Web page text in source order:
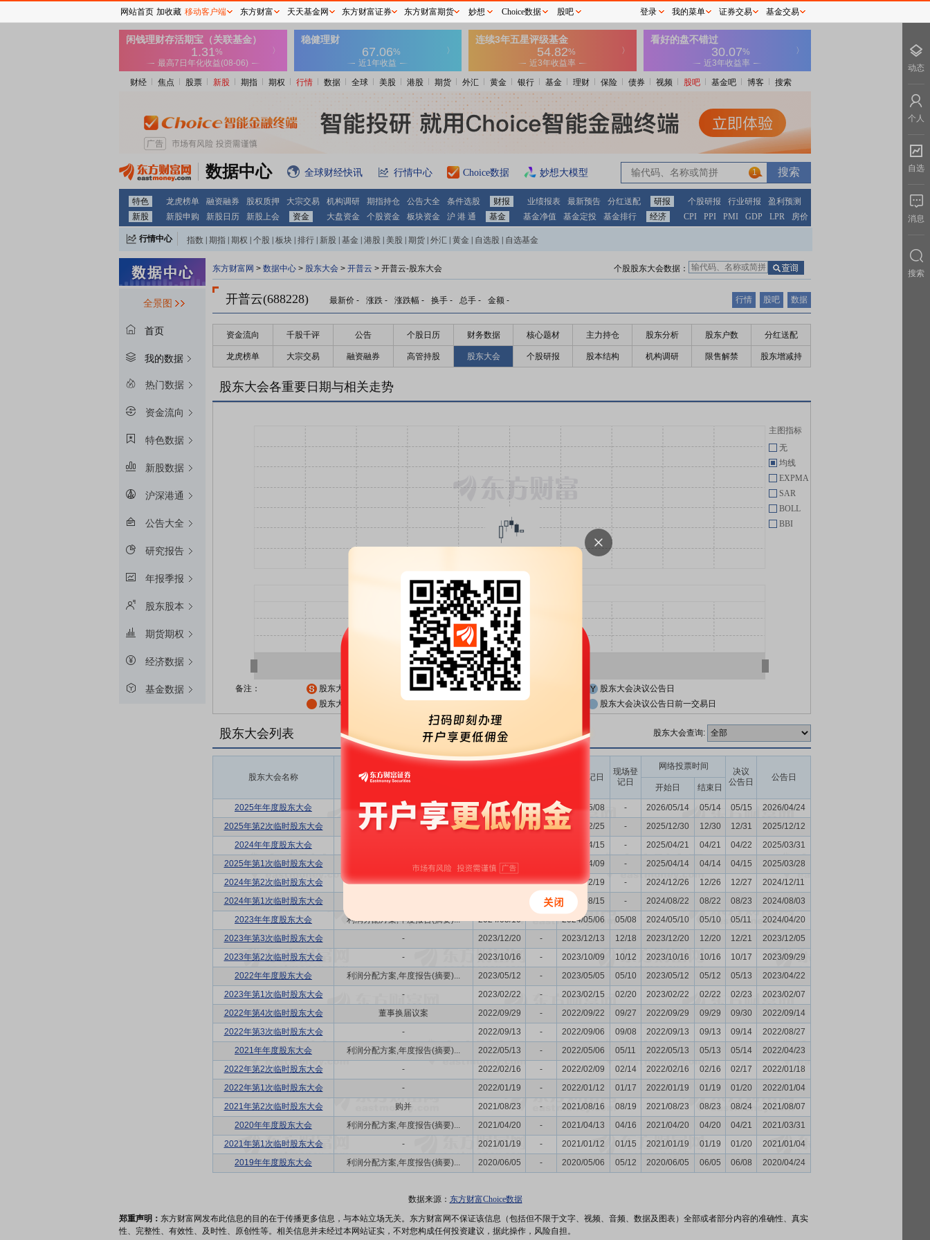
财经 焦点 股票 新股 期指 期权 行情 数据 全球 美股 港股 期货 外汇 黄金 银行 基金 理财 保险 债券 视频 股吧 基金吧 博客 搜索
数据中心 全球财经快讯 行情中心 Choice数据 妙想大模型 1
特色 龙虎榜单 融资融券 股权质押 大宗交易 机构调研 期指持仓 公告大全 条件选股 财报 业绩报表 最新预告 分红送配 研报 个股研报 行业研报
盈利预测
新股
新股申购 新股日历 新股上会 资金 大盘资金 个股资金 板块资金 沪 港 通 基金 基金净值 基金定投 基金排行 经济 CPI PPI PMI GDP LPR 房价
行情中心 指数 期指 期权 个股 板块 排行 新股 基金 港股 美股 期货 外汇 黄金 自选股 自选基金
全景图
首页
我的数据
热门数据
资金流向
特色数据
新股数据
沪深港通
公告大全
研究报告
年报季报
股东股本
期货期权
经济数据
基金数据
东方财富网 > 数据中心 > 股东大会 > 开普云 > 开普云-股东大会 个股股东大会数据：
开普云(688228) 最新价 - 涨跌 - 涨跌幅 - 换手 - 总手 - 金额 - 行情 股吧 数据
资金流向 千股千评 公告 个股日历 财务数据 核心题材 主力持仓 股东分析 股东户数 分红送配
龙虎榜单 大宗交易 融资融券 高管持股 股东大会 个股研报 股本结构 机构调研 限售解禁 股东增减持
股东大会各重要日期与相关走势
主图指标
无
均线
EXPMA
SAR
BOLL
BBI
备注： 股东大会公告日 股东大会召开日
股东大会决议公告日
股东大会公告日前一交易日
股东大会决议公告日前一交易日
股东大会列表 股东大会查询:
股东大会名称 议题涉及内容
召开时间
股权登记日
现场登
记日
网络投票时间
决议
公告日
公告日
开始日 结束日
2025年年度股东大会 利润分配方案 2026/05/14 - 2026/05/08 - 2026/05/14 05/14 05/15
2026/04/24
2025年第2次临时股东大会
董事换届议案 2025/12/30 - 2025/12/25 - 2025/12/30 12/30 12/31
2025/12/12
2024年年度股东大会
2025/04/15 - 2025/04/21 04/21 04/22
2025/03/31
2025年第1次临时股东大会
2025/04/14 2025/04/09 - 2025/04/14 04/14 04/15
2025/03/28
2024年第2次临时股东大会
- 2024/12/26 - 2024/12/19 - 2024/12/26 12/26 12/27
2024/12/11
2024年第1次临时股东大会
2024/08/15 - 2024/08/22 08/22 08/23
2024/08/03
2023年年度股东大会
利润分配方案,年度报告(摘要)... 2024/05/10 - 2024/05/06 05/08 2024/05/10 05/10 05/11
2024/04/20
2023年第3次临时股东大会
- 2023/12/20 - 2023/12/13 12/18 2023/12/20 12/20 12/21
2023/12/05
2023年第2次临时股东大会
- 2023/10/16 - 2023/10/09 10/12 2023/10/16 10/16 10/17
2023/09/29
2022年年度股东大会
利润分配方案,年度报告(摘要)... 2023/05/12 - 2023/05/05 05/10 2023/05/12 05/12 05/13
2023/04/22
2023年第1次临时股东大会
- 2023/02/22 - 2023/02/15 02/20 2023/02/22 02/22 02/23
2023/02/07
2022年第4次临时股东大会
董事换届议案 2022/09/29 - 2022/09/22 09/27 2022/09/29 09/29 09/30
2022/09/14
2022年第3次临时股东大会
- 2022/09/13 - 2022/09/06 09/08 2022/09/13 09/13 09/14
2022/08/27
2021年年度股东大会
利润分配方案,年度报告(摘要)... 2022/05/13 - 2022/05/06 05/11 2022/05/13 05/13 05/14
2022/04/23
2022年第2次临时股东大会
- 2022/02/16 - 2022/02/09 02/14 2022/02/16 02/16 02/17
2022/01/18
2022年第1次临时股东大会
- 2022/01/19 - 2022/01/12 01/17 2022/01/19 01/19 01/20
2022/01/04
2021年第2次临时股东大会
购并 2021/08/23 - 2021/08/16 08/19 2021/08/23 08/23 08/24
2021/08/07
2020年年度股东大会
利润分配方案,年度报告(摘要)... 2021/04/20 - 2021/04/13 04/16 2021/04/20 04/20 04/21
2021/03/31
2021年第1次临时股东大会
- 2021/01/19 - 2021/01/12 01/15 2021/01/19 01/19 01/20
2021/01/04
2019年年度股东大会
利润分配方案,年度报告(摘要)... 2020/06/05 - 2020/05/06 05/12 2020/06/05 06/05 06/08 2020/04/24
数据来源： 东方财富Choice数据
郑重声明： 东方财富网发布此信息的目的在于传播更多信息，与本站立场无关。东方财富网不保证该信息（包括但不限于文字、视频、音频、数据及图表）全部或者部分内容的准确性、真实
性、完整性、有效性、及时性、原创性等。相关信息并未经过本网站证实，不对您构成任何投资建议，据此操作，风险自担。
网站首页 加收藏 移动客户端 东方财富 天天基金网 东方财富证券 东方财富期货 妙想 Choice数据 股吧 登录 我的菜单 证券交易 基金交易
动态
个人
自选
消息
搜索